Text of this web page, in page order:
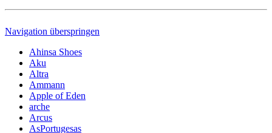
Navigation überspringen
Ahinsa Shoes
Aku
Altra
Ammann
Apple of Eden
arche
Arcus
AsPortugesas